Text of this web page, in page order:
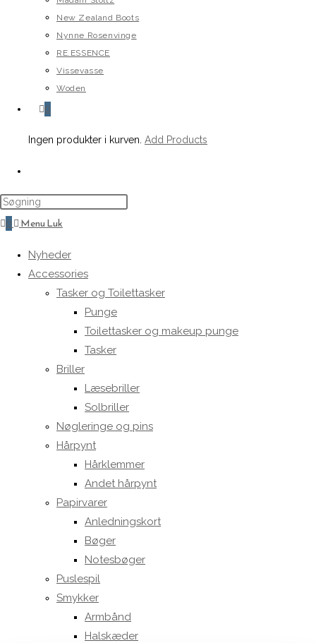
New Zealand Boots
Nynne Rosenvinge
RE.ESSENCE
Vissevasse
Woden
0
Ingen produkter i kurven. Add Products
website
search
0 MenuLuk
Nyheder
Accessories
Tasker og Toilettasker
Punge
Toilettasker og makeup punge
Tasker
Briller
Læsebriller
Solbriller
Nøgleringe og pins
Hårpynt
Hårklemmer
Andet hårpynt
Papirvarer
Anledningskort
Bøger
Notesbøger
Puslespil
Smykker
Armbånd
Halskæder